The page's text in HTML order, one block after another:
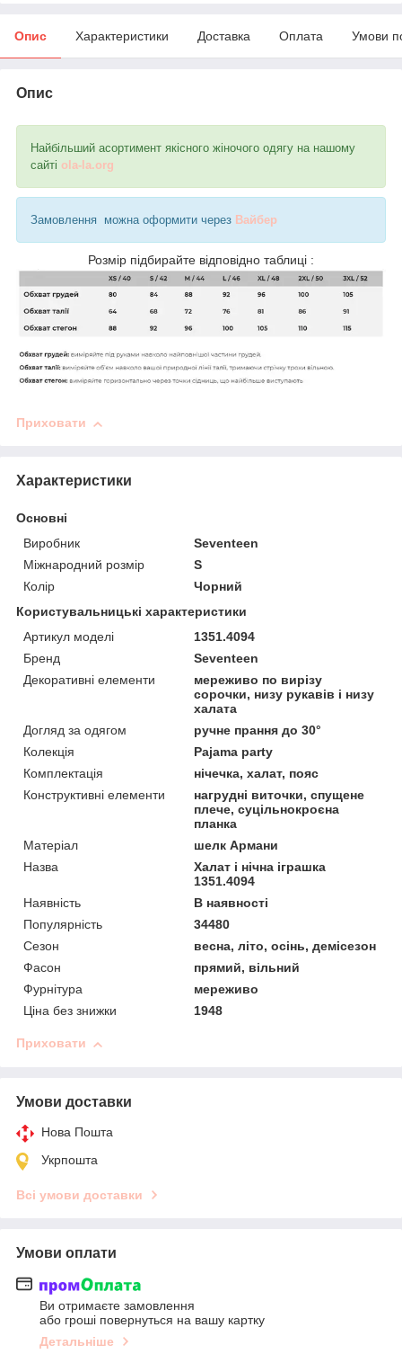
Опис Характеристики Доставка Оплата Умови
Опис
Найбільший асортимент якісного жіночого одягу на нашому
сайті ola-la.org
Замовлення можна оформити через Вайбер
Розмір підбирайте відповідно таблиці :
Приховати
Характеристики
Основні
Виробник
Seventeen
Міжнародний розмір
S
Колір
Чорний
Користувальницькі характеристики
Артикул моделі
1351.4094
Бренд
Seventeen
Декоративні елементи
мереживо по вирізу
сорочки, низу рукавів і низу
халата
Догляд за одягом
ручне прання до 30°
Колекція
Pajama party
Комплектація
нічечка, халат, пояс
Конструктивні елементи
нагрудні виточки, спущене
плече, суцільнокроєна
планка
Матеріал
шелк Армани
Назва
Халат і нічна іграшка
1351.4094
Наявність
В наявності
Популярність
34480
Сезон
весна, літо, осінь, демісезон
Фасон
прямий, вільний
Фурнітура
мереживо
Ціна без знижки
1948
Приховати
Умови доставки
Нова Пошта
Укрпошта
Всі умови доставки
Умови оплати
Ви отримаєте замовлення
або гроші повернуться на вашу картку
Детальніше